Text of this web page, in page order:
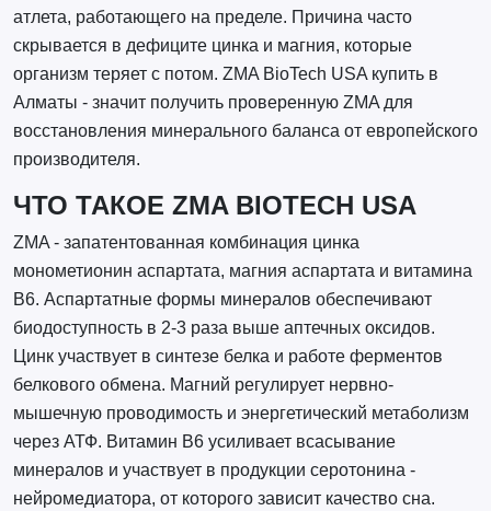
атлета, работающего на пределе. Причина часто
скрывается в дефиците цинка и магния, которые
организм теряет с потом. ZMA BioTech USA купить в
Алматы - значит получить проверенную ZMA для
восстановления минерального баланса от европейского
производителя.
ЧТО ТАКОЕ ZMA BIOTECH USA
ZMA - запатентованная комбинация цинка
монометионин аспартата, магния аспартата и витамина
B6. Аспартатные формы минералов обеспечивают
биодоступность в 2-3 раза выше аптечных оксидов.
Цинк участвует в синтезе белка и работе ферментов
белкового обмена. Магний регулирует нервно-
мышечную проводимость и энергетический метаболизм
через АТФ. Витамин B6 усиливает всасывание
минералов и участвует в продукции серотонина -
нейромедиатора, от которого зависит качество сна.